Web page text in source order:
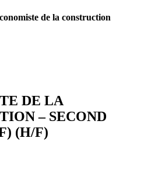
de la construction
DE LA
– SECOND
(H/F)